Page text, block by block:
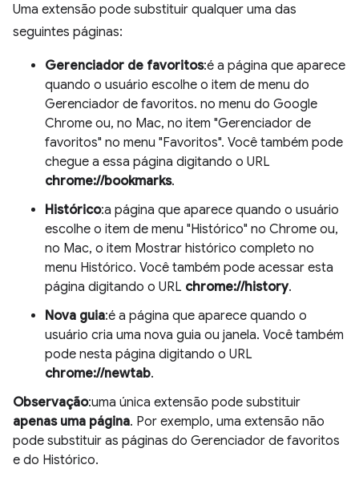
Uma extensão pode substituir qualquer uma das
seguintes páginas:
Gerenciador de favoritos:é a página que aparece
quando o usuário escolhe o item de menu do
Gerenciador de favoritos. no menu do Google
Chrome ou, no Mac, no item "Gerenciador de
favoritos" no menu "Favoritos". Você também pode
chegue a essa página digitando o URL
chrome://bookmarks.
Histórico:a página que aparece quando o usuário
escolhe o item de menu "Histórico" no Chrome ou,
no Mac, o item Mostrar histórico completo no
menu Histórico. Você também pode acessar esta
página digitando o URL chrome://history.
Nova guia:é a página que aparece quando o
usuário cria uma nova guia ou janela. Você também
pode nesta página digitando o URL
chrome://newtab.
Observação:uma única extensão pode substituir
apenas uma página. Por exemplo, uma extensão não
pode substituir as páginas do Gerenciador de favoritos
e do Histórico.